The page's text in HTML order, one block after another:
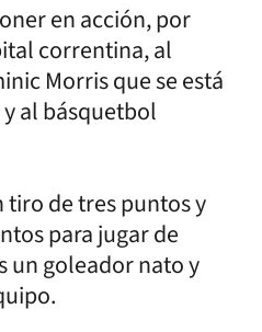
en acción, por
correntina, al
Morris que se está
al básquetbol
tiro de tres puntos y
para jugar de
un goleador nato y